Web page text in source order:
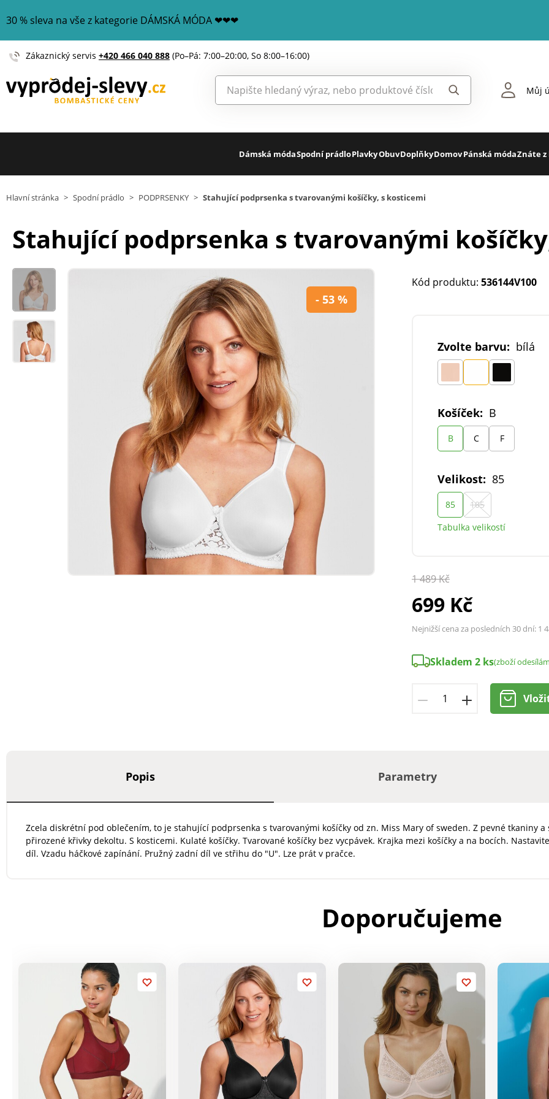
30 % sleva na vše z kategorie DÁMSKÁ MÓDA ❤❤❤
Zákaznický servis +420 466 040 888 (Po–Pá: 7:00–20:00, So 8:00–16:00)
Můj
Dámská módaSpodní prádloPlavkyObuvDoplňkyDomovPánská módaZnáte
Hlavní stránka > Spodní prádlo > PODPRSENKY > Stahující podprsenka s tvarovanými košíčky, s kosticemi
Stahující podprsenka s tvarovanými
- 53 %
Kód produktu: 536144V100
Zvolte barvu: bílá
Košíček: B
B C F
Velikost: 85
85
105
Tabulka velikostí
1 489 Kč
699 Kč
Nejnižší cena za posledních 30 dní: 1
Skladem 2 ks(zboží
Popis Parametry
Zcela diskrétní pod oblečením, to je stahující podprsenka s tvarovanými košíčky od zn. Miss Mary of sweden. Z pevné tkaniny
přirozené křivky dekoltu. S kosticemi. Kulaté košíčky. Tvarované košíčky bez vycpávek. Krajka mezi košíčky a na bocích.
díl. Vzadu háčkové zapínání. Pružný zadní díl ve střihu do "U". Lze prát v pračce.
Doporučujeme